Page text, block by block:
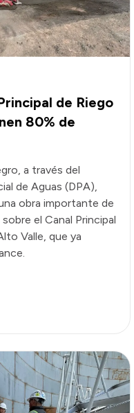
de Riego
80% de
a través del
de Aguas (DPA),
obra importante de
el Canal Principal
Valle, que ya